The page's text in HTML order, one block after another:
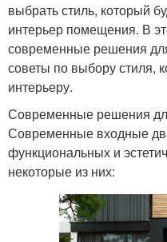
выбрать стиль, который
интерьер помещения. В
современные решения
советы по выбору стиля,
интерьеру.
Современные решения
Современные входные
функциональных и
некоторые из них: